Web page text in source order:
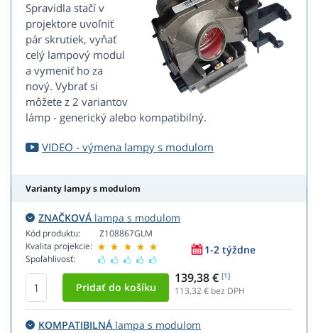
Spravidla stačí v
projektore uvoľniť
pár skrutiek, vyňať
celý lampový modul
a vymeniť ho za
nový. Vybrať si
môžete z 2 variantov
lámp - generický alebo kompatibilný.
VIDEO - výmena lampy s modulom
Varianty lampy s modulom
ZNAČKOVÁ lampa s modulom
Kód produktu:
Kvalita projekcie:
Spoľahlivosť:
Z108867GLM
1-2 týždne
139,38 € [1]
113,32€ bez DPH
KOMPATIBILNÁ lampa s modulom